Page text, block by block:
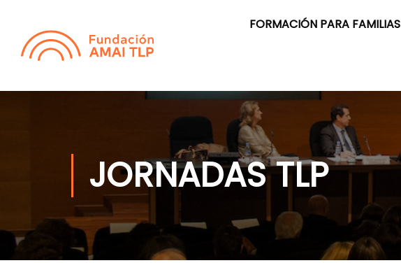
FORMACIÓN PARA FAMILIAS
JORNADAS TLP